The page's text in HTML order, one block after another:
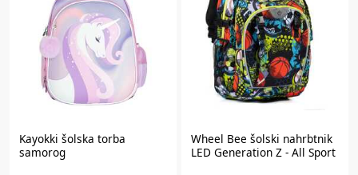
Kayokki šolska torba
samorog
Wheel Bee šolski nahrbtnik
LED Generation Z - All Sport